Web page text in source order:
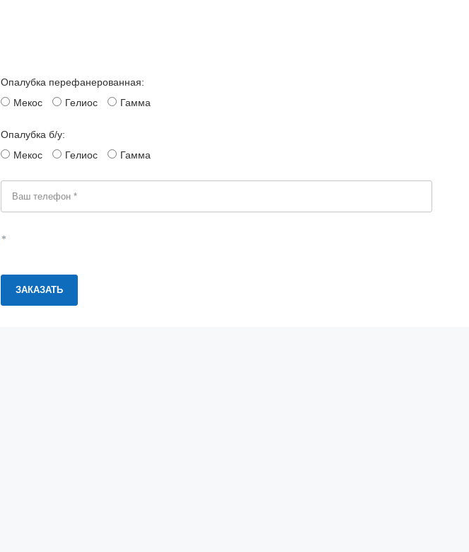
Опалубка перефанерованная:
Мекос
Гелиос Гамма
Опалубка б/у:
Мекос
Гелиос Гамма
*